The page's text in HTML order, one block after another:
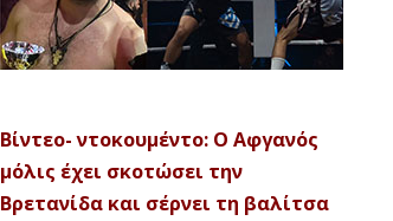
Βίντεο- ντοκουμέντο: Ο Αφγανός
μόλις έχει σκοτώσει την
Βρετανίδα και σέρνει τη βαλίτσα